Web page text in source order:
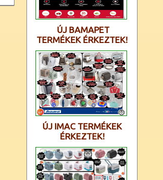
ÚJ BAMAPET
TERMÉKEK ÉRKEZTEK!
ÚJ IMAC TERMÉKEK
ÉRKEZTEK!